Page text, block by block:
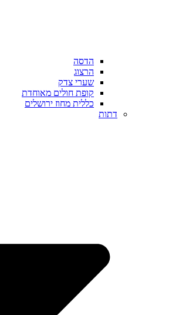
הדסה
הרצוג
שערי צדק
קופת חולים מאוחדת
כללית מחוז ירושלים
דתות